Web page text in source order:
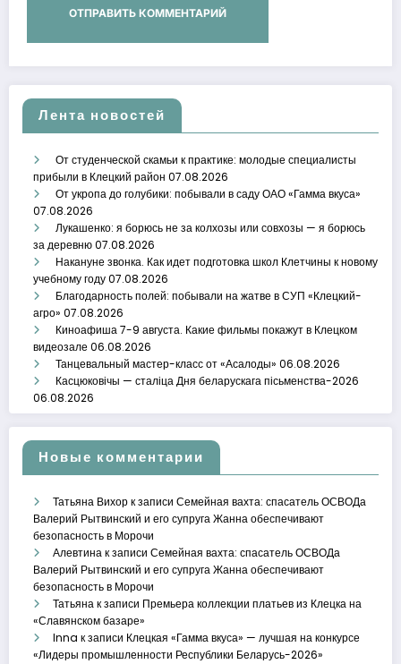
Лента новостей
От студенческой скамьи к практике: молодые специалисты
прибыли в Клецкий район 07.08.2026
От укропа до голубики: побывали в саду ОАО «Гамма вкуса»
07.08.2026
Лукашенко: я борюсь не за колхозы или совхозы — я борюсь
за деревню07.08.2026
Накануне звонка. Как идет подготовка школ Клетчины к новому
учебному году07.08.2026
Благодарность полей: побывали на жатве в СУП «Клецкий-
агро» 07.08.2026
Киноафиша 7-9 августа. Какие фильмы покажут в Клецком
видеозале 06.08.2026
Танцевальный мастер-класс от «Асалоды» 06.08.2026
Касцюковічы — сталіца Дня беларускага пісьменства-2026
06.08.2026
Новые комментарии
Татьяна Вихорк записи Семейная вахта: спасатель ОСВОДа
Валерий Рытвинский и его супруга Жанна обеспечивают
безопасность в Морочи
Алевтинак записи Семейная вахта: спасатель ОСВОДа
Валерий Рытвинский и его супруга Жанна обеспечивают
безопасность в Морочи
Татьянак записи Премьера коллекции платьев из Клецка на
«Славянском базаре»
Inna к записи Клецкая «Гамма вкуса» — лучшая на конкурсе
«Лидеры промышленности Республики Беларусь-2026»